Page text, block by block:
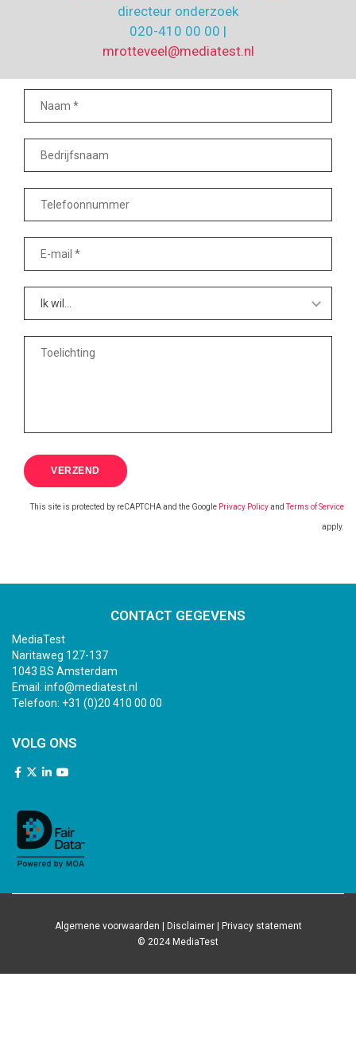
directeur onderzoek
020-410 00 00 |
mrotteveel@mediatest.nl
This site is protected by reCAPTCHA and the Google Privacy PolicyandTerms of Service
apply.
CONTACT GEGEVENS
MediaTest
Naritaweg 127-137
1043 BS Amsterdam
Email: info@mediatest.nl
Telefoon: +31 (0)20 410 00 00
VOLG ONS
Algemene voorwaarden Disclaimer|
Privacy statement
© 2024 MediaTest